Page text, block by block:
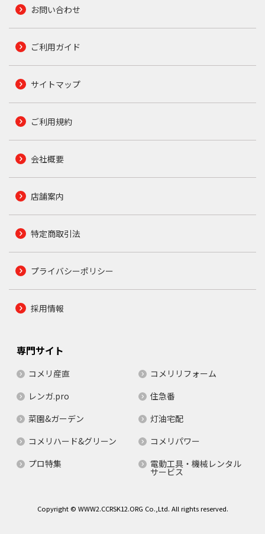
お問い合わせ
ご利用ガイド
サイトマップ
ご利用規約
会社概要
店舗案内
特定商取引法
プライバシーポリシー
採用情報
専門サイト
コメリ産直
コメリリフォーム
レンガ.pro
住急番
菜園&ガーデン
灯油宅配
コメリハード&グリーン
コメリパワー
プロ特集
電動工具・機械レンタル
サービス
Copyright © WWW2.CCRSK12.ORG Co.,Ltd. All rights reserved.